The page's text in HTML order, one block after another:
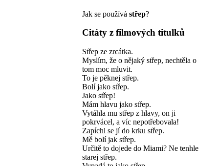
Jak se používá střep?
Citáty z filmových titulků
Střep ze zrcátka.
Myslím, že o nějaký střep, nechtěla o
tom moc mluvit.
To je pěknej střep.
Bolí jako střep.
Jako střep!
Mám hlavu jako střep.
Vytáhla mu střep z hlavy, on ji
pokrvácel, a víc nepotřebovala!
Zapíchl se jí do krku střep.
Mě bolí jak střep.
Určitě to dojede do Miami? Ne tenhle
starej střep.